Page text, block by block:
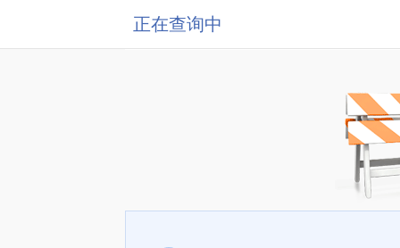
正在查询中